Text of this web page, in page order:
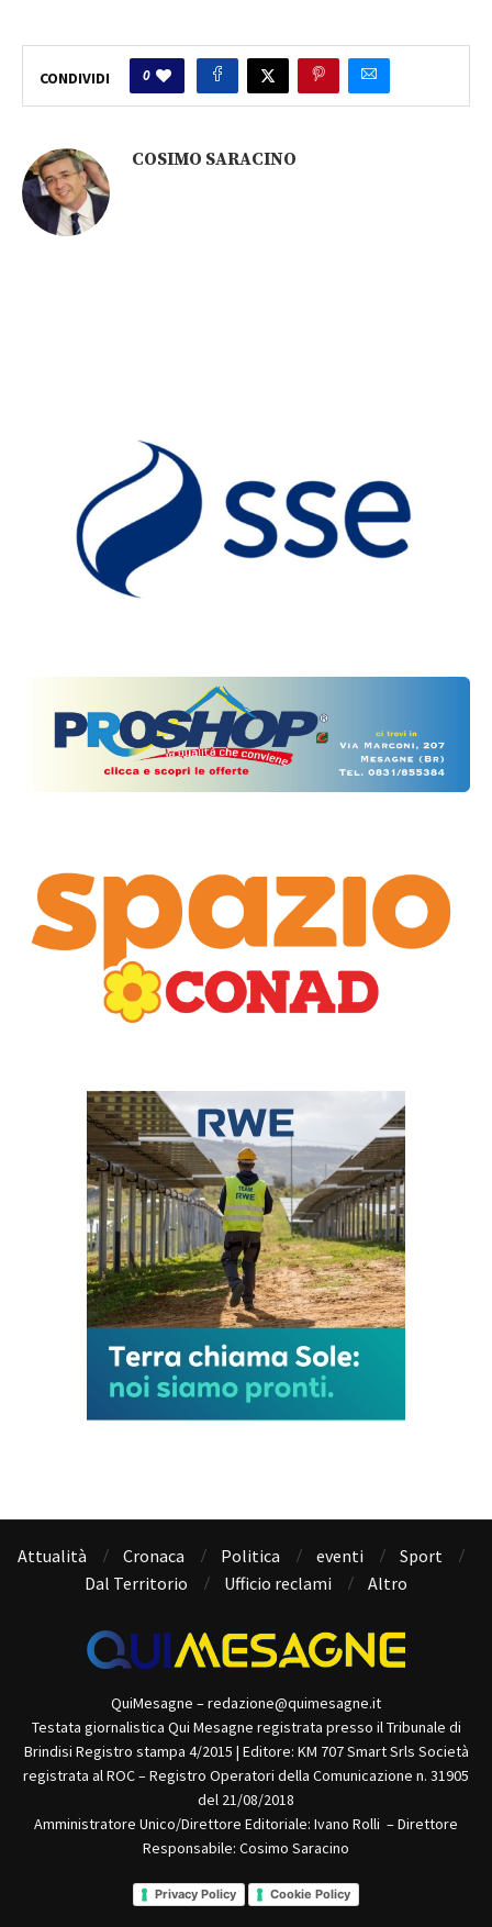
CONDIVIDI 0
COSIMO SARACINO
Attualità Cronaca Politica eventi
Sport
Dal Territorio
Ufficio reclami Altro
QuiMesagne – redazione@quimesagne.it
Testata giornalistica Qui Mesagne registrata presso il Tribunale di
Brindisi Registro stampa 4/2015 | Editore: KM 707 Smart Srls Società
registrata al ROC – Registro Operatori della Comunicazione n. 31905
del 21/08/2018
Amministratore Unico/Direttore Editoriale: Ivano Rolli – Direttore
Responsabile: Cosimo Saracino
Privacy Policy Cookie Policy